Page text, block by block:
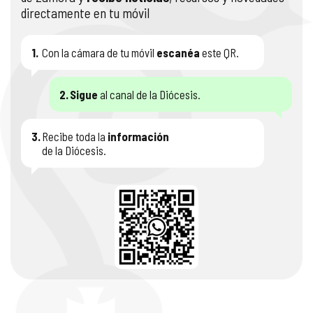
directamente en tu móvil
1. Con la cámara de tu móvil escanéa este QR.
2.Sigue al canal de la Diócesis.
3.Recibe toda la información
de la Diócesis.